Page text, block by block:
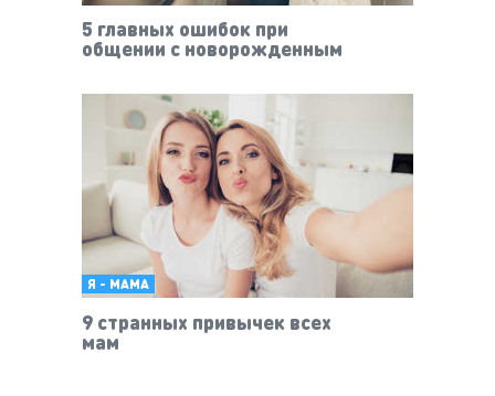
5 главных ошибок при
общении с новорожденным
Я - МАМА
9 странных привычек всех
мам